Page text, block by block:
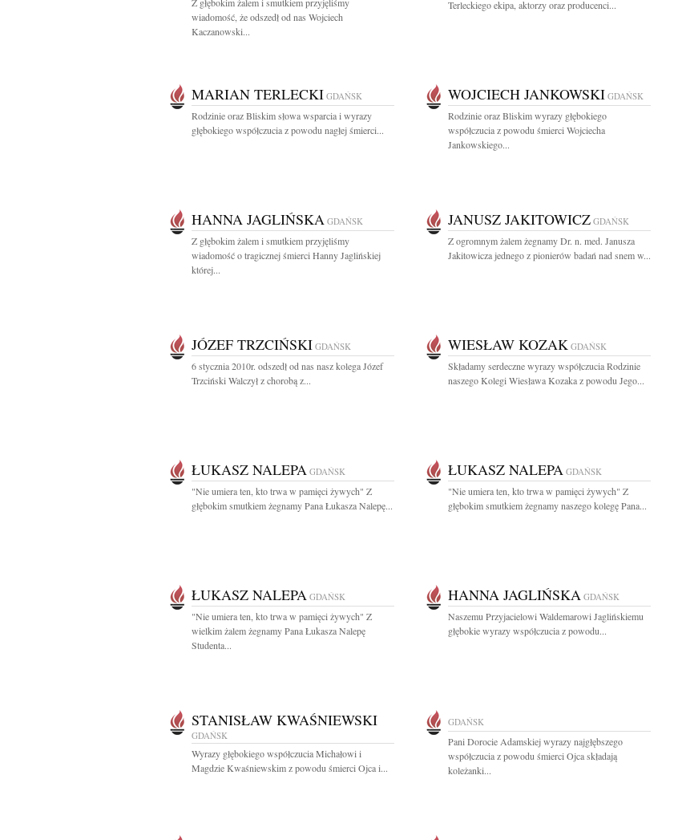
wiadomość, że odszedł od nas Wojciech
Kaczanowski...
Terleckiego ekipa, aktorzy oraz producenci...
MARIAN TERLECKI GDAŃSK
Rodzinie oraz Bliskim słowa wsparcia i wyrazy
głębokiego współczucia z powodu nagłej śmierci...
WOJCIECH JANKOWSKI GDAŃSK
Rodzinie oraz Bliskim wyrazy głębokiego
współczucia z powodu śmierci Wojciecha
Jankowskiego...
HANNA JAGLIŃSKA GDAŃSK
Z głębokim żalem i smutkiem przyjęliśmy
wiadomość o tragicznej śmierci Hanny Jaglińskiej
której...
JANUSZ JAKITOWICZ GDAŃSK
Z ogromnym żalem żegnamy Dr. n. med. Janusza
Jakitowicza jednego z pionierów badań nad snem w...
JÓZEF TRZCIŃSKI GDAŃSK
6 stycznia 2010r. odszedł od nas nasz kolega Józef
Trzciński Walczył z chorobą z...
WIESŁAW KOZAK GDAŃSK
Składamy serdeczne wyrazy współczucia Rodzinie
naszego Kolegi Wiesława Kozaka z powodu Jego...
ŁUKASZ NALEPA GDAŃSK
"Nie umiera ten, kto trwa w pamięci żywych" Z
głębokim smutkiem żegnamy Pana Łukasza Nalepę...
ŁUKASZ NALEPA GDAŃSK
"Nie umiera ten, kto trwa w pamięci żywych" Z
głębokim smutkiem żegnamy naszego kolegę Pana...
ŁUKASZ NALEPA GDAŃSK
"Nie umiera ten, kto trwa w pamięci żywych" Z
wielkim żalem żegnamy Pana Łukasza Nalepę
Studenta...
HANNA JAGLIŃSKA GDAŃSK
Naszemu Przyjacielowi Waldemarowi Jaglińskiemu
głębokie wyrazy współczucia z powodu...
STANISŁAW KWAŚNIEWSKI
GDAŃSK
Wyrazy głębokiego współczucia Michałowi i
Magdzie Kwaśniewskim z powodu śmierci Ojca i...
GDAŃSK
Pani Dorocie Adamskiej wyrazy najgłębszego
współczucia z powodu śmierci Ojca składają
koleżanki...